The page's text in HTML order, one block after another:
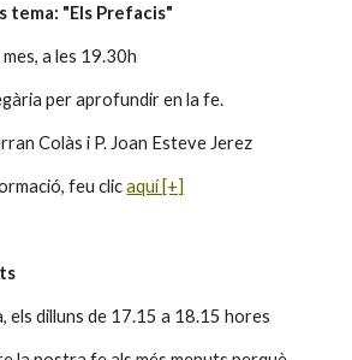
tema: "Els Prefacis"
a les 19.30h
per aprofundir en la fe.
Colàs i P. Joan Esteve Jerez
feu clic aquí [+]
els dilluns de 17.15 a 18.15 hores